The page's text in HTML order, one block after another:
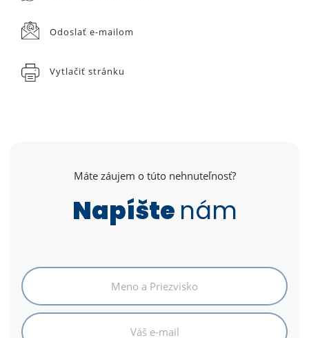
Odoslať e-mailom
Vytlačiť stránku
Máte záujem o túto nehnuteľnosť?
Napíšte nám